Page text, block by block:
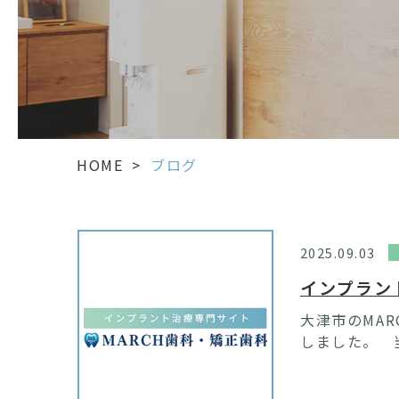
HOME > ブログ
2025.09.03
インプラ
大津市の
しました。